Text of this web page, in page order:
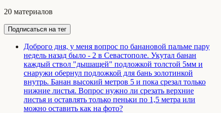
20 материалов
Подписаться на тег
Доброго дня, у меня вопрос по банановой пальме пару
недель назад было - 2 в Севастополе. Укутал банан
каждый ствол "дышащей" подложкой толстой 5мм и
снаружи обернул подложкой для бань золотинкой
внутрь. Банан высокий метров 5 и пока срезал только
нижние листья. Вопрос нужно ли срезать верхние
листья и оставлять только пеньки по 1,5 метра или
можно оставить как на фото?